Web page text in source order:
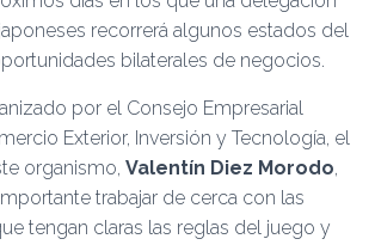
recorrerá algunos estados del
bilaterales de negocios.
por el Consejo Empresarial
Exterior, Inversión y Tecnología, el
organismo, Valentín Diez Morodo,
trabajar de cerca con las
tengan claras las reglas del juego y